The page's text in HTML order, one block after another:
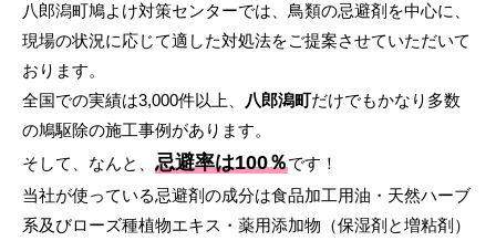
八郎潟町鳩よけ対策センターでは、鳥類の忌避剤を中心に、
現場の状況に応じて適した対処法をご提案させていただいて
おります。
全国での実績は3,000件以上、
八郎潟町だけでもかなり多数
の鳩駆除の施工事例があります。
そして、なんと、 忌避率は100％です！
当社が使っている忌避剤の成分は食品加工用油・天然ハーブ
系及びローズ種植物エキス・薬用添加物（保湿剤と増粘剤）